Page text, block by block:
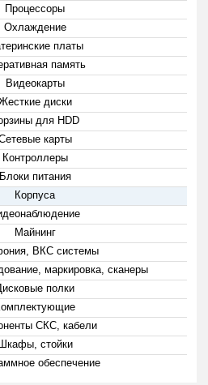
Процессоры
Охлаждение
платы
память
Видеокарты
диски
для HDD
карты
Контроллеры
Блоки питания
Корпуса
Майнинг
ВКС системы
маркировка, сканеры
полки
СКС, кабели
Шкафы, стойки
обеспечение